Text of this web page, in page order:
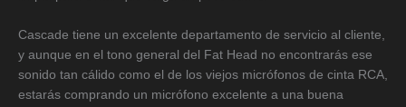
Cascade tiene un excelente departamento de servicio al cliente,
y aunque en el tono general del Fat Head no encontrarás ese
sonido tan cálido como el de los viejos micrófonos de cinta RCA,
estarás comprando un micrófono excelente a una buena